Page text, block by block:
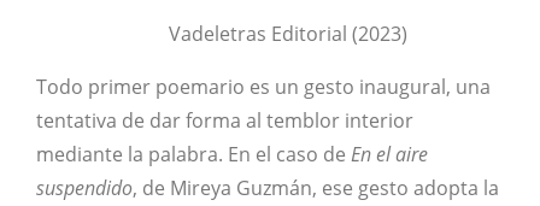
Vadeletras Editorial (2023)
Todo primer poemario es un gesto inaugural, una
tentativa de dar forma al temblor interior
mediante la palabra. En el caso de En el aire
suspendido, de Mireya Guzmán, ese gesto adopta la